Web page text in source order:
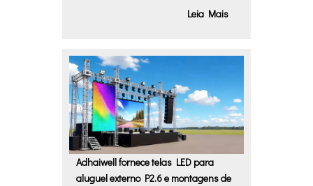
Leia Mais
Adhaiwell fornece telas LED para
aluguel externo P2.6 e montagens de